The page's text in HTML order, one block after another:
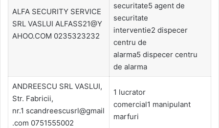
ALFA SECURITY SERVICE
SRL VASLUI ALFASS21@Y
AHOO.COM 0235323232
securitate5 agent de
securitate
interventie2 dispecer
centru de
alarma5 dispecer centru
de alarma
ANDREESCU SRL VASLUI,
Str. Fabricii,
nr.1 scandreescusrl@gmail
.com 0751555002
1 lucrator
comercial1 manipulant
marfuri